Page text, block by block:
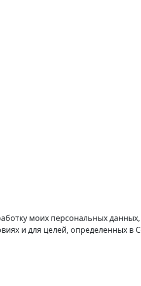
моих персональных
и для целей, определенных в